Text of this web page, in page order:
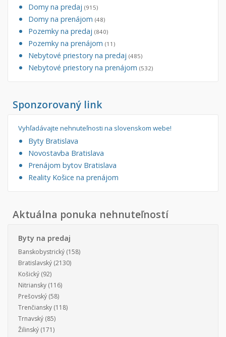
Domy na predaj (915)
Domy na prenájom (48)
Pozemky na predaj (840)
Pozemky na prenájom (11)
Nebytové priestory na predaj (485)
Nebytové priestory na prenájom (532)
Sponzorovaný link
Vyhľadávajte nehnuteľnosti na slovenskom webe!
Byty Bratislava
Novostavba Bratislava
Prenájom bytov Bratislava
Reality Košice na prenájom
Aktuálna ponuka nehnuteľností
Byty na predaj
Banskobystrický (158)
Bratislavský (2130)
Košický (92)
Nitriansky (116)
Prešovský (58)
Trenčiansky (118)
Trnavský (85)
Žilinský (171)